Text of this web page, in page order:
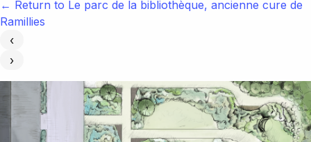
← Return to Le parc de la bibliothèque, ancienne cure de
Ramillies
‹
›